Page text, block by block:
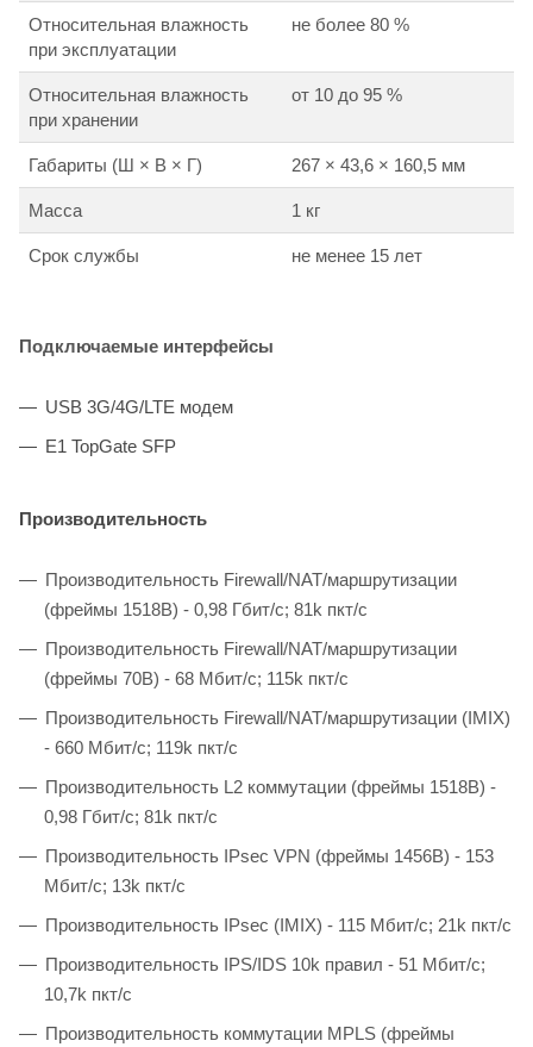
Относительная влажность
при эксплуатации
не более 80 %
Относительная влажность
при хранении
от 10 до 95 %
Габариты (Ш × В × Г) 267 × 43,6 × 160,5 мм
Масса 1 кг
Cрок службы не менее 15 лет
Подключаемые интерфейсы
USB 3G/4G/LTE модем
E1 TopGate SFP
Производительность
Производительность Firewall/NAT/маршрутизации
(фреймы 1518B) - 0,98 Гбит/c; 81k пкт/с
Производительность Firewall/NAT/маршрутизации
(фреймы 70B) - 68 Мбит/c; 115k пкт/c
Производительность Firewall/NAT/маршрутизации (IMIX)
- 660 Мбит/c; 119k пкт/c
Производительность L2 коммутации (фреймы 1518B) -
0,98 Гбит/c; 81k пкт/с
Производительность IPsec VPN (фреймы 1456B) - 153
Мбит/c; 13k пкт/с
Производительность IPsec (IMIX) - 115 Мбит/c; 21k пкт/c
Производительность IPS/IDS 10k правил - 51 Мбит/c;
10,7k пкт/с
Производительность коммутации MPLS (фреймы